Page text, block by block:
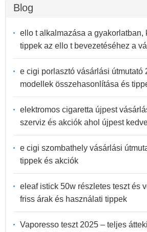
Blog
ello t alkalmazása a gyakorlatban,
tippek az ello t bevezetéséhez a
e cigi porlasztó vásárlási útmutató
modellek összehasonlítása és
elektromos cigaretta újpest
szerviz és akciók ahol újpest
e cigi szombathely vásárlási
tippek és akciók
eleaf istick 50w részletes teszt és
friss árak és használati tippek
Vaporesso teszt 2025 – teljes